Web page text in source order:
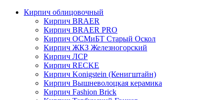
Кирпич облицовочный
Кирпич BRAER
Кирпич BRAER PRO
Кирпич ОСМиБТ Старый Оскол
Кирпич ЖКЗ Железногорский
Кирпич ЛСР
Кирпич RECKE
Кирпич Konigstein (Кенигштайн)
Кирпич Вышневолоцкая керамика
Кирпич Fashion Brick